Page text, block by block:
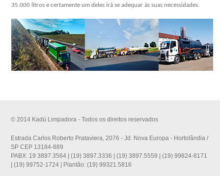
35.000 litros e certamente um deles irá se adequar às suas necessidades.
© 2014 Kadú Limpadora - Todos os direitos reservados
Estrada Carlos Roberto Prataviera, 2076 - Jd. Nova Europa - Hortolândia /
SP CEP 13184-889
PABX: 19 3897.3564 | (19) 3897.3336 | (19) 3897.5559 | (19) 99824-8171
| (19) 99752-1724 | Plantão: (19) 99321.5816